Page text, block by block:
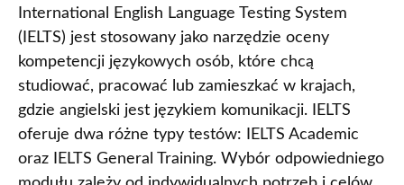
International English Language Testing System
(IELTS) jest stosowany jako narzędzie oceny
kompetencji językowych osób, które chcą
studiować, pracować lub zamieszkać w krajach,
gdzie angielski jest językiem komunikacji. IELTS
oferuje dwa różne typy testów: IELTS Academic
oraz IELTS General Training. Wybór odpowiedniego